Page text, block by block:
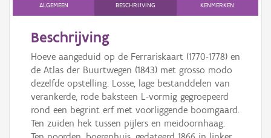
ALGEMEEN BESCHRIJVING KENMERKEN
Beschrijving
Hoeve aangeduid op de Ferrariskaart (1770-1778) en
de Atlas der Buurtwegen (1843) met grosso modo
dezelfde opstelling. Losse, lage bestanddelen van
verankerde, rode baksteen L-vormig gegroepeerd
rond een begrint erf met voorliggende boomgaard.
Ten zuiden hek tussen pijlers en meidoornhaag.